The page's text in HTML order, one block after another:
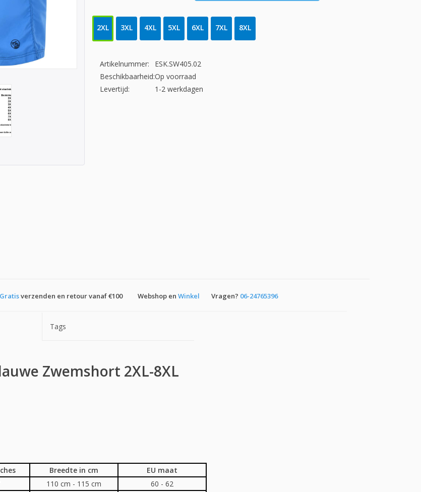
2XL 3XL 4XL 5XL 6XL 7XL 8XL
Artikelnummer:
ESK.SW405.02
Beschikbaarheid:Op voorraad
Levertijd:
1-2 werkdagen
Gratisverzenden en retour vanaf €100 Webshop en Winkel Vragen? 06-24765396
Tags
Zwemshort 2XL-8XL
Breedte in cm
EU maat
110 cm - 115 cm
60 - 62